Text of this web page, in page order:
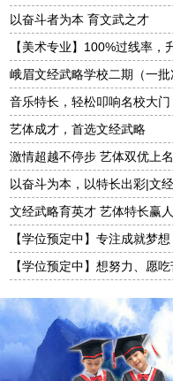
以奋斗者为本 育文武之才
【美术专业】100%过线率，
峨眉文经武略学校二期（一批
音乐特长，轻松叩响名校大门
艺体成才，首选文经武略
激情超越不停步 艺体双优上
以奋斗为本，以特长出彩|文经
文经武略育英才 艺体特长赢
【学位预定中】专注成就梦
【学位预定中】想努力、愿吃